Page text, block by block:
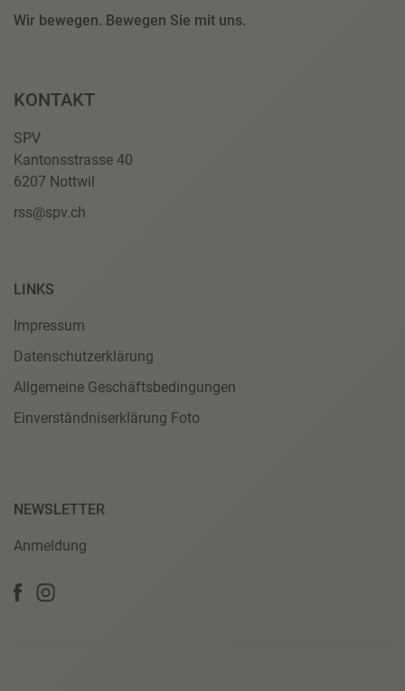
Wir bewegen. Bewegen Sie mit uns.
KONTAKT
SPV
Kantonsstrasse 40
6207 Nottwil
rss@spv.ch
LINKS
Impressum
Datenschutzerklärung
Allgemeine Geschäftsbedingungen
Einverständniserklärung Foto
NEWSLETTER
Anmeldung